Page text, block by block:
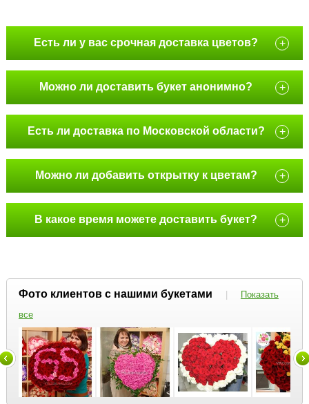
Есть ли у вас срочная доставка цветов? +
Можно ли доставить букет анонимно? +
Есть ли доставка по Московской области? +
Можно ли добавить открытку к цветам? +
В какое время можете доставить букет? +
Фото клиентов с нашими букетами |
Показать
все